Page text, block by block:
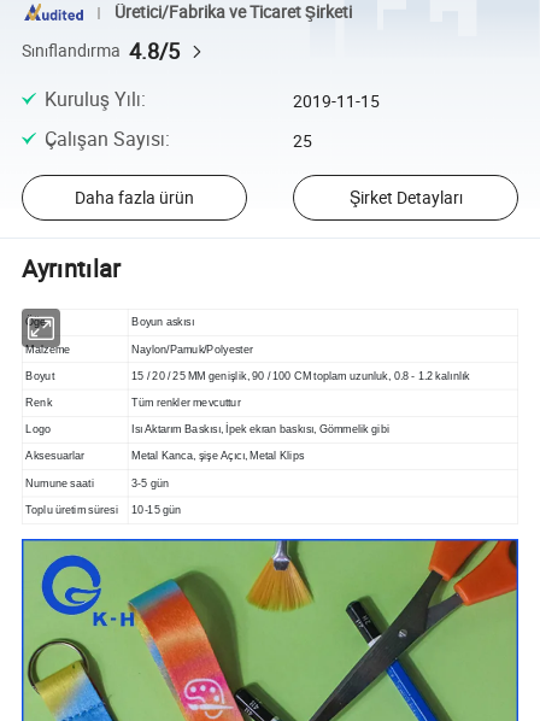
Üretici/Fabrika ve Ticaret Şirketi
Sınıflandırma 4.8/5
Kuruluş Yılı: 2019-11-15
Çalışan Sayısı: 25
Daha fazla ürün Şirket Detayları
Ayrıntılar
Öğe Boyun askısı
Malzeme Naylon/Pamuk/Polyester
Boyut 15 / 20 / 25 MM genişlik, 90 / 100 CM toplam uzunluk, 0.8 - 1.2 kalınlık
Renk Tüm renkler mevcuttur
Logo Isı Aktarım Baskısı, İpek ekran baskısı, Gömmelik gibi
Aksesuarlar Metal Kanca, şişe Açıcı, Metal Klips
Numune saati 3-5 gün
Toplu üretim süresi 10-15 gün